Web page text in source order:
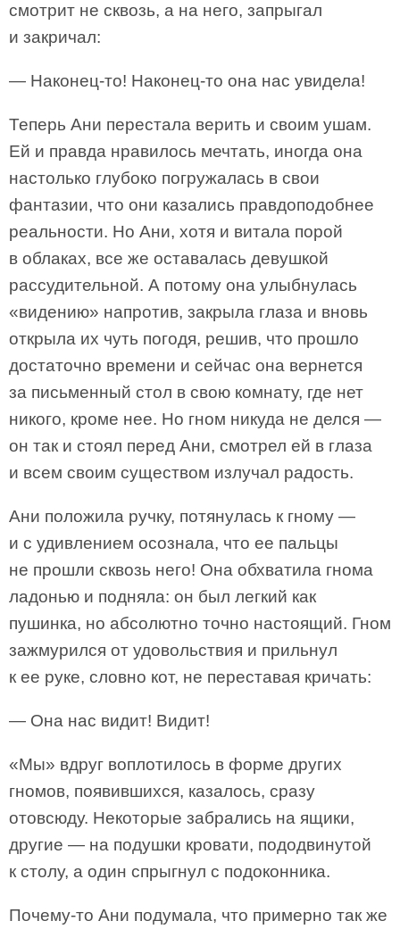
смотрит не сквозь, а на него, запрыгал
и закричал:
— Наконец-то! Наконец-то она нас увидела!
Теперь Ани перестала верить и своим ушам.
Ей и правда нравилось мечтать, иногда она
настолько глубоко погружалась в свои
фантазии, что они казались правдоподобнее
реальности. Но Ани, хотя и витала порой
в облаках, все же оставалась девушкой
рассудительной. А потому она улыбнулась
«видению» напротив, закрыла глаза и вновь
открыла их чуть погодя, решив, что прошло
достаточно времени и сейчас она вернется
за письменный стол в свою комнату, где нет
никого, кроме нее. Но гном никуда не делся —
он так и стоял перед Ани, смотрел ей в глаза
и всем своим существом излучал радость.
Ани положила ручку, потянулась к гному —
и с удивлением осознала, что ее пальцы
не прошли сквозь него! Она обхватила гнома
ладонью и подняла: он был легкий как
пушинка, но абсолютно точно настоящий. Гном
зажмурился от удовольствия и прильнул
к ее руке, словно кот, не переставая кричать:
— Она нас видит! Видит!
«Мы» вдруг воплотилось в форме других
гномов, появившихся, казалось, сразу
отовсюду. Некоторые забрались на ящики,
другие — на подушки кровати, пододвинутой
к столу, а один спрыгнул с подоконника.
Почему-то Ани подумала, что примерно так же